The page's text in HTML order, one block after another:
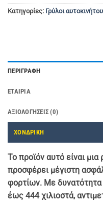
Κατηγορίες: Γρύλοι αυτοκινήτου
ΠΕΡΙΓΡΑΦΉ
ΕΤΑΙΡΊΑ
ΑΞΙΟΛΟΓΉΣΕΙΣ (0)
ΧΟΝΔΡΙΚΗ
Το προϊόν αυτό είναι
προσφέρει μέγιστη
φορτίων. Με δυνατότητα
έως 444 χιλιοστά,